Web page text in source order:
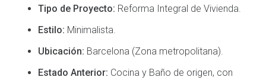
Tipo de Proyecto: Reforma Integral de Vivienda.
Estilo: Minimalista.
Ubicación: Barcelona (Zona metropolitana).
Estado Anterior: Cocina y Baño de origen, con